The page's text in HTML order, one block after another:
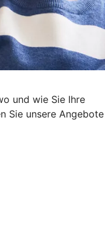
und wie Sie Ihre
Sie unsere Angebote